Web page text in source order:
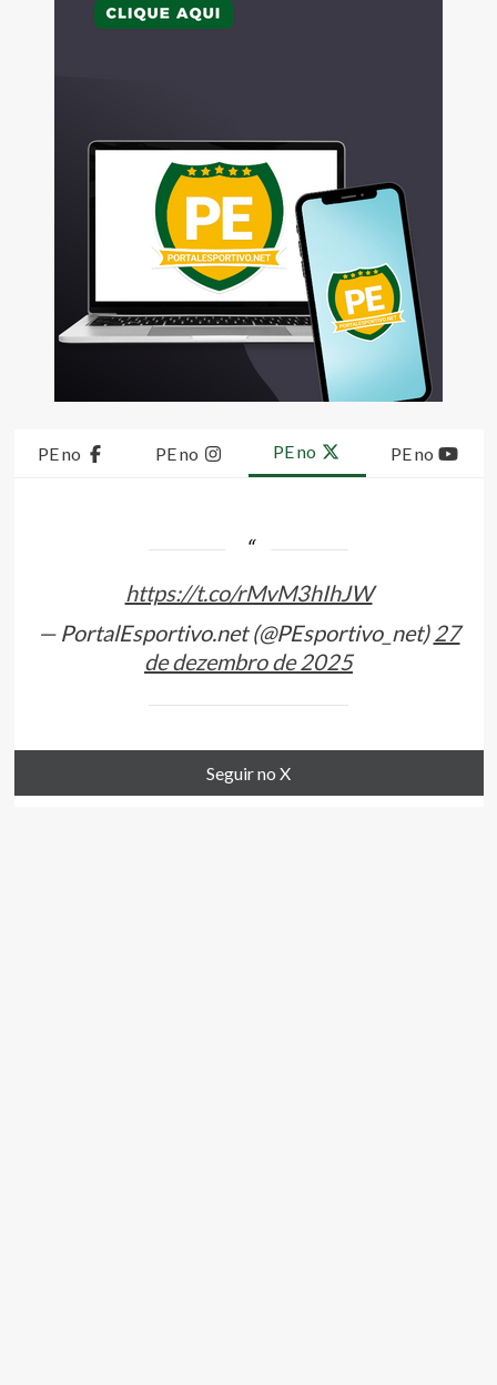
PE no PE no PE no PE no
https://t.co/rMvM3hIhJW
— PortalEsportivo.net (@PEsportivo_net)27
de dezembro de 2025
Seguir no X